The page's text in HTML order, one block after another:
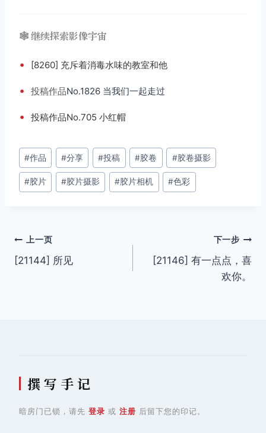
🕸️ 继续探索影像宇宙
• [8260] 充斥着消毒水味的教室和他
• 投稿作品No.1826 当我们一起走过
• 投稿作品No.705 小红帽
文
章
标
#作品 #分享 #投稿 #胶卷 #胶卷摄影
#胶片 #胶片摄影 #胶片相机 #色彩
文
章
上一页
[21144] 所见
下一步
[21146] 有一点点，喜
欢你。
撰 写 手 记
暗房门已锁，请先 登录 或 注册 后留下您的印记。